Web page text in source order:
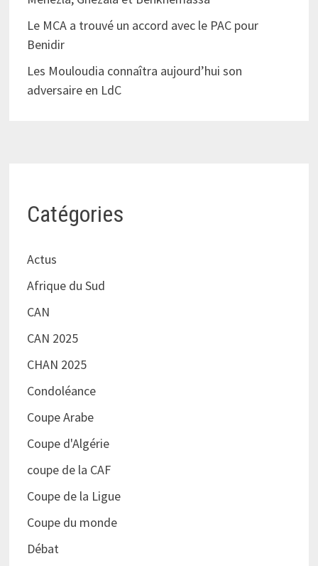
Le MCA a trouvé un accord avec le PAC pour
Benidir
Les Mouloudia connaîtra aujourd’hui son
adversaire en LdC
Catégories
Actus
Afrique du Sud
CAN
CAN 2025
CHAN 2025
Condoléance
Coupe Arabe
Coupe d'Algérie
coupe de la CAF
Coupe de la Ligue
Coupe du monde
Débat